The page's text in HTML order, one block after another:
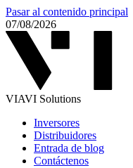
Pasar al contenido principal
07/08/2026
VIAVI Solutions
Inversores
Distribuidores
Entrada de blog
Contáctenos